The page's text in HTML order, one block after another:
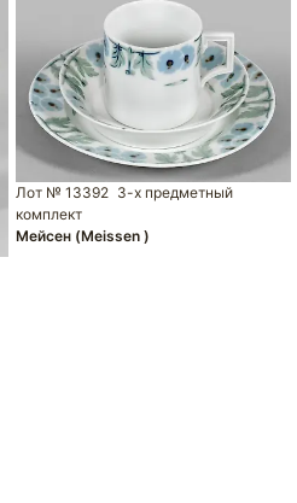
Лот № 13392 3-х предметный
комплект
Мейсен (Meissen )